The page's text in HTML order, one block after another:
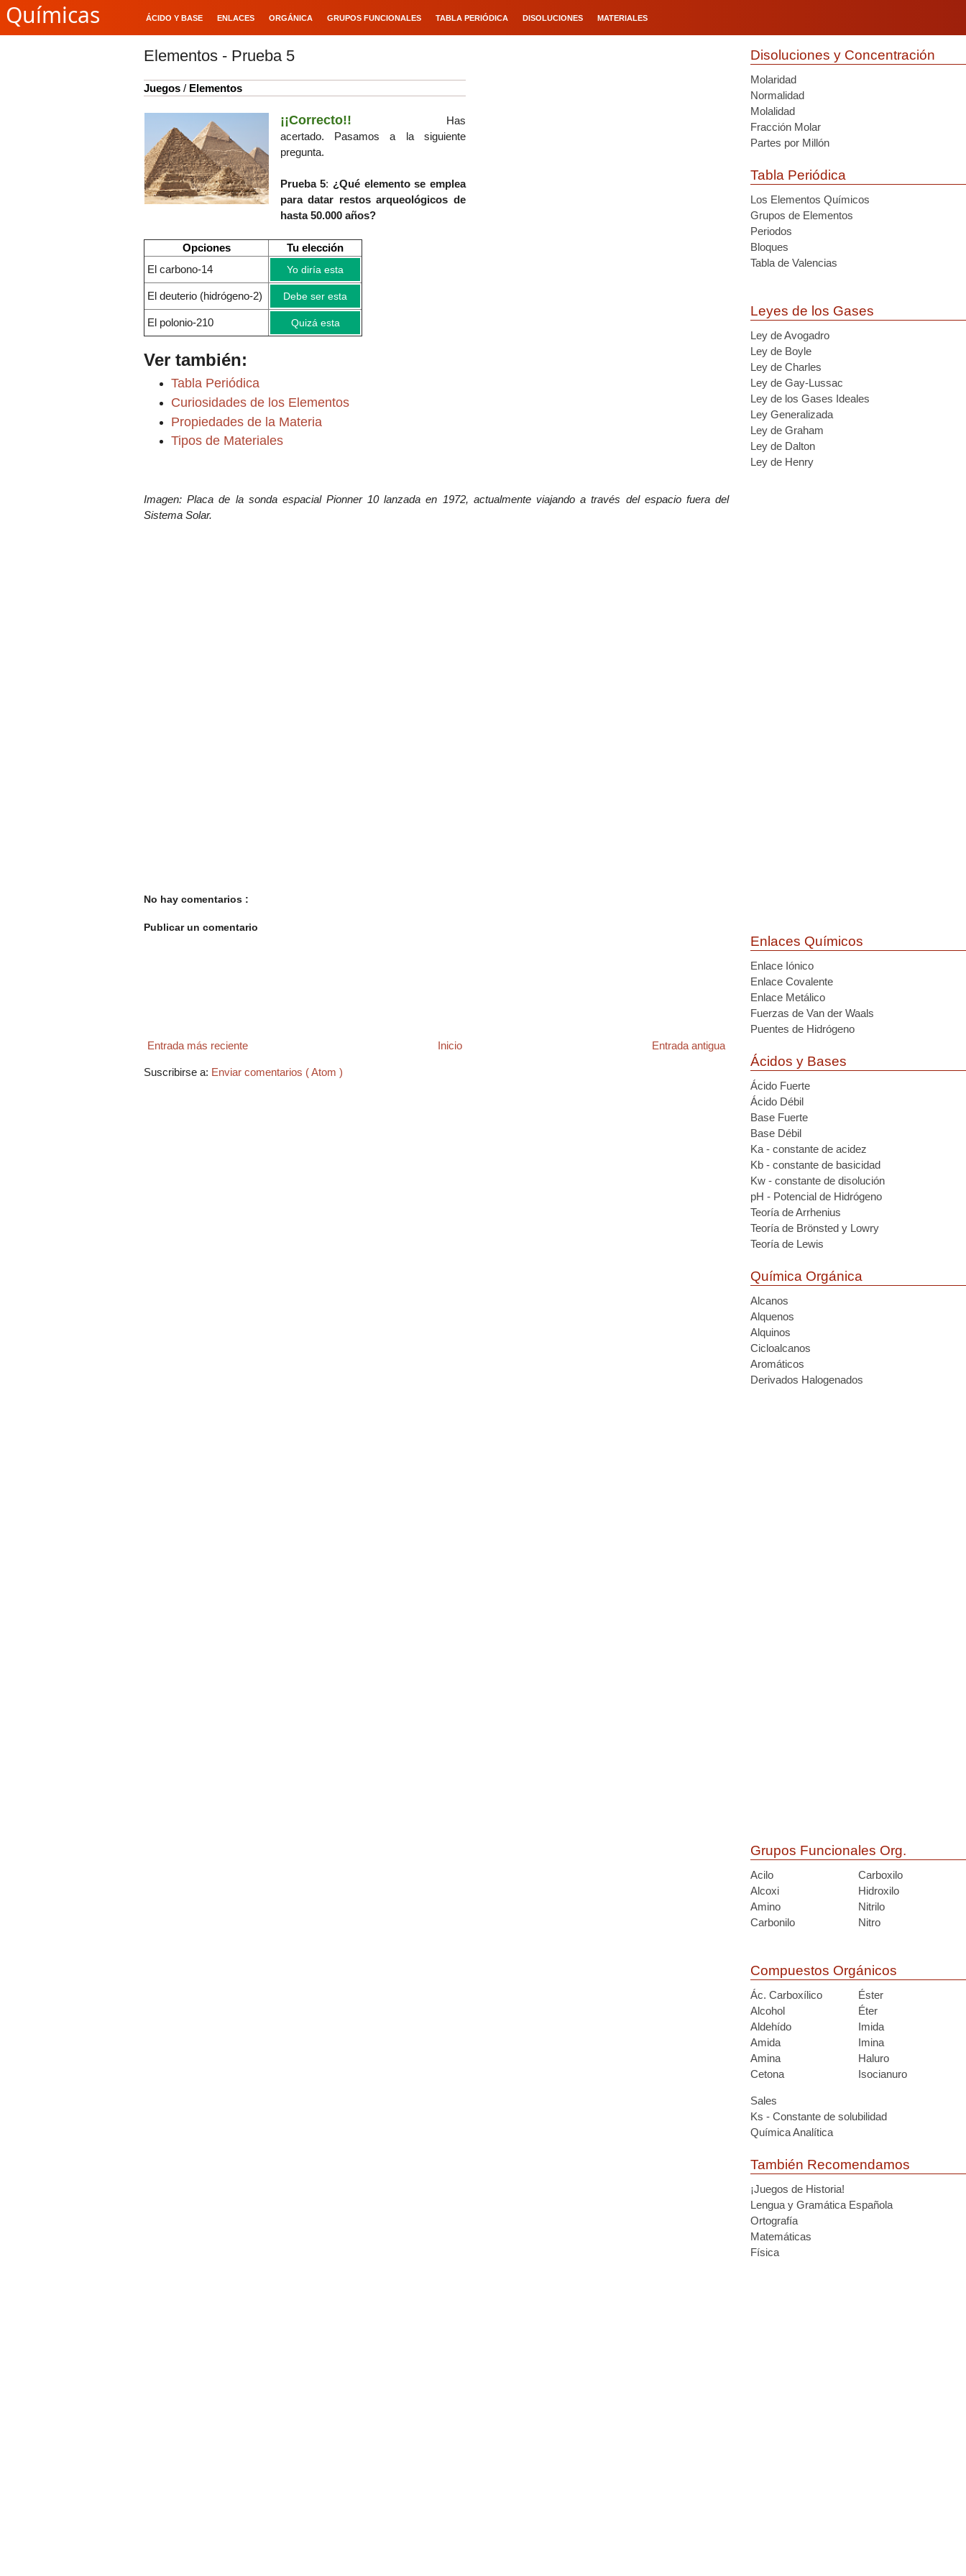
Químicas ÁCIDO Y BASE ENLACES ORGÁNICA GRUPOS FUNCIONALES TABLA PERIÓDICA DISOLUCIONES MATERIALES
Elementos - Prueba 5
Juegos / Elementos
¡¡Correcto!! Has
acertado. Pasamos a la siguiente
pregunta.
Prueba 5: ¿Qué elemento se emplea
para datar restos arqueológicos de
hasta 50.000 años?
Opciones
Tu elección
El carbono-14
Yo diría esta
El deuterio (hidrógeno-2) Debe ser esta
El polonio-210 Quizá esta
Ver también:
Tabla Periódica
Curiosidades de los Elementos
Propiedades de la Materia
Tipos de Materiales
Imagen: Placa de la sonda espacial Pionner 10 lanzada en 1972, actualmente viajando a través del espacio fuera del
Sistema Solar.
No hay comentarios :
Publicar un comentario
Entrada más reciente Entrada antigua
Inicio
Suscribirse a: Enviar comentarios ( Atom )
Disoluciones y Concentración
Molaridad
Normalidad
Molalidad
Fracción Molar
Partes por Millón
Tabla Periódica
Los Elementos Químicos
Grupos de Elementos
Periodos
Bloques
Tabla de Valencias
Leyes de los Gases
Ley de Avogadro
Ley de Boyle
Ley de Charles
Ley de Gay-Lussac
Ley de los Gases Ideales
Ley Generalizada
Ley de Graham
Ley de Dalton
Ley de Henry
Enlaces Químicos
Enlace Iónico
Enlace Covalente
Enlace Metálico
Fuerzas de Van der Waals
Puentes de Hidrógeno
Ácidos y Bases
Ácido Fuerte
Ácido Débil
Base Fuerte
Base Débil
Ka - constante de acidez
Kb - constante de basicidad
Kw - constante de disolución
pH - Potencial de Hidrógeno
Teoría de Arrhenius
Teoría de Brönsted y Lowry
Teoría de Lewis
Química Orgánica
Alcanos
Alquenos
Alquinos
Cicloalcanos
Aromáticos
Derivados Halogenados
Grupos Funcionales Org.
Acilo
Carboxilo
Alcoxi
Hidroxilo
Amino
Nitrilo
Carbonilo
Nitro
Compuestos Orgánicos
Ác. Carboxílico
Éster
Alcohol
Éter
Aldehído
Imida
Amida
Imina
Amina
Haluro
Cetona
Isocianuro
Sales
Ks - Constante de solubilidad
Química Analítica
También Recomendamos
¡Juegos de Historia!
Lengua y Gramática Española
Ortografía
Matemáticas
Física